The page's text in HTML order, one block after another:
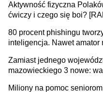
rozstrzygać sprawy
Aktywność fizyczna
ćwiczy i czego się boi?
80 procent phishingu
inteligencja. Nawet amator
Zamiast jednego
mazowieckiego 3 nowe:
Miliony na pomoc